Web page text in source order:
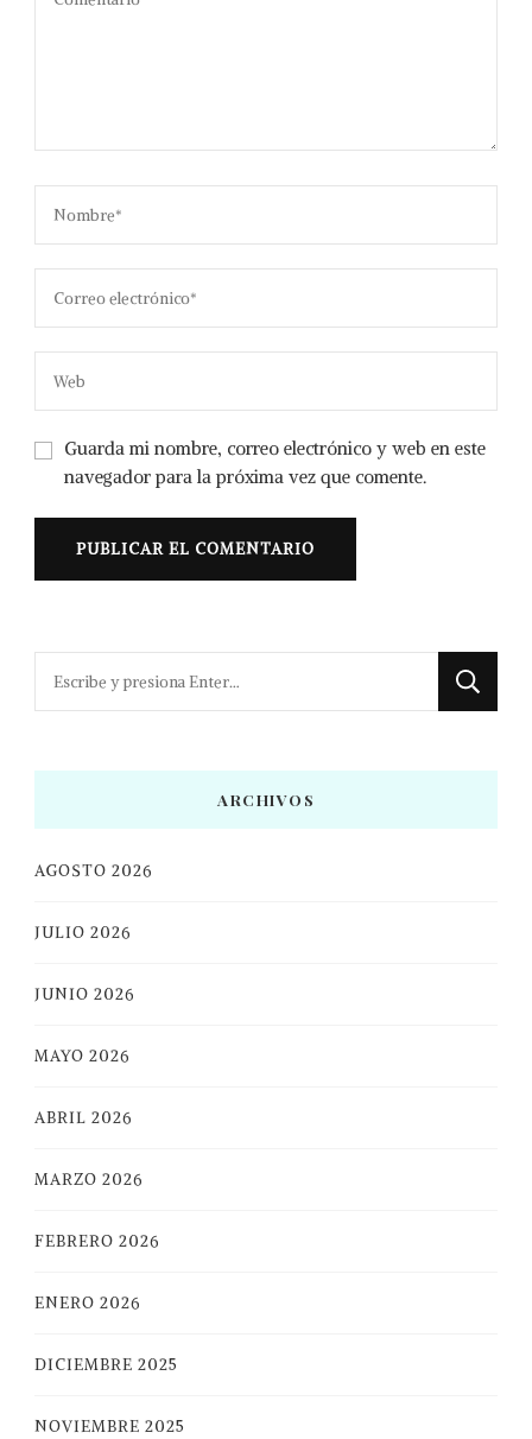
Guarda mi nombre, correo electrónico y web en este
navegador para la próxima vez que comente.
ARCHIVOS
AGOSTO 2026
JULIO 2026
JUNIO 2026
MAYO 2026
ABRIL 2026
MARZO 2026
FEBRERO 2026
ENERO 2026
DICIEMBRE 2025
NOVIEMBRE 2025